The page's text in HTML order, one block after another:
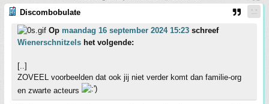
Discombobulate
Op maandag 16 september 2024 15:23 schreef
Wienerschnitzels het volgende:
[..]
ZOVEEL voorbeelden dat ook jij niet verder komt dan familie-org
en zwarte acteurs